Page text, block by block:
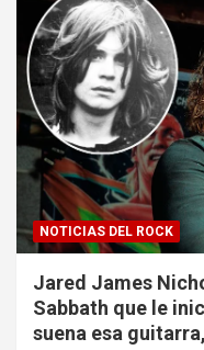
NOTICIAS DEL ROCK
Jared James
Sabbath que le
suena esa